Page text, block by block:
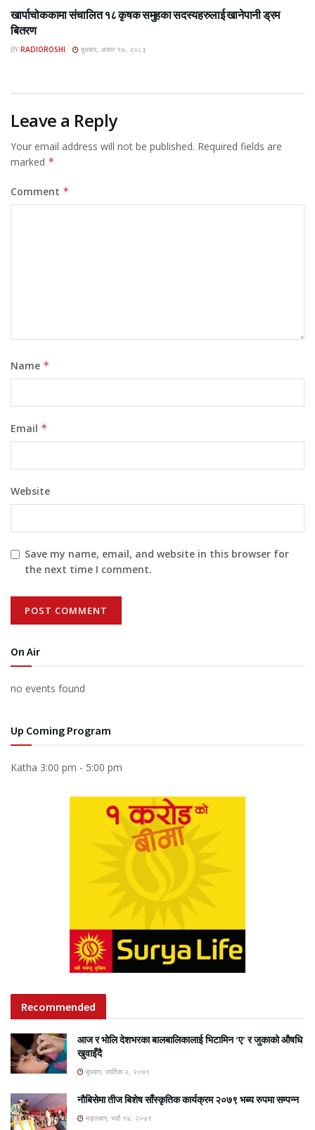
खार्पाचोककामा संचालित १८ कृषक समुहका सदस्यहरुलाई खानेपानी ड्रम
बितरण
BY RADIOROSHI बुधबार, असार १७, २०८३
Leave a Reply
Your email address will not be published. Required fields are
marked *
Comment *
Name *
Email *
Website
Save my name, email, and website in this browser for
the next time I comment.
On Air
no events found
Up Coming Program
Katha 3:00 pm - 5:00 pm
Recommended
आज र भोलि देशभरका बालबालिकालाई भिटामिन ‘ए’ र जुकाको औषधि
खुवाइँदै
बुधबार, कार्तिक २, २०७९
नौबिसेमा तीज बिशेष साँस्कृतिक कार्यक्रम २०७९ भब्य रुपमा सम्पन्न
मङ्लबार, भदौ १४, २०७९